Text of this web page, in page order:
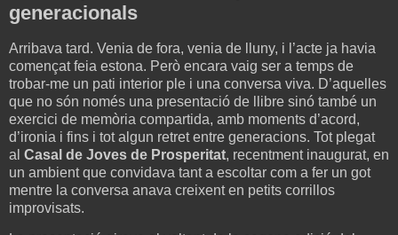
generacionals
Arribava tard. Venia de fora, venia de lluny, i l’acte ja havia
començat feia estona. Però encara vaig ser a temps de
trobar-me un pati interior ple i una conversa viva. D’aquelles
que no són només una presentació de llibre sinó també un
exercici de memòria compartida, amb moments d’acord,
d’ironia i fins i tot algun retret entre generacions. Tot plegat
al Casal de Joves de Prosperitat, recentment inaugurat, en
un ambient que convidava tant a escoltar com a fer un got
mentre la conversa anava creixent en petits corrillos
improvisats.